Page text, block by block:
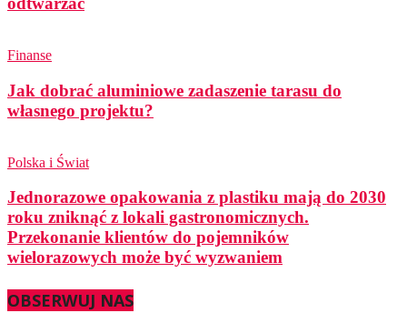
Finanse
Jak dobrać aluminiowe zadaszenie tarasu do
własnego projektu?
Polska i Świat
Jednorazowe opakowania z plastiku mają do 2030
roku zniknąć z lokali gastronomicznych.
Przekonanie klientów do pojemników
wielorazowych może być wyzwaniem
OBSERWUJ NAS